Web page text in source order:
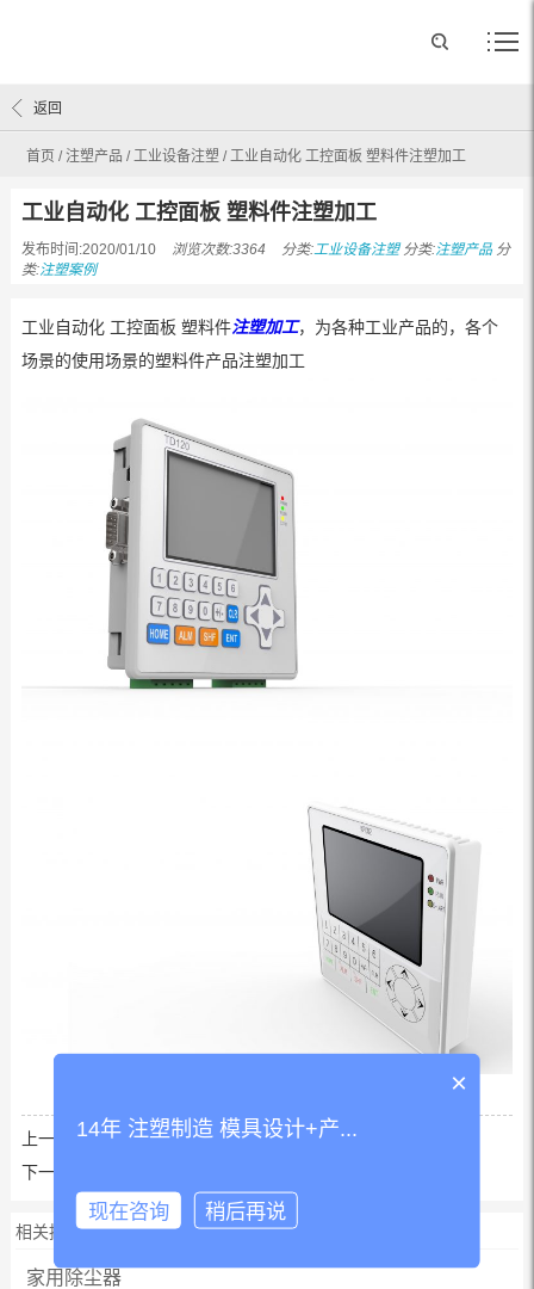
首页 / 注塑产品 /工业设备注塑 /工业自动化 工控面板 塑料件注塑加工
返回
工业自动化 工控面板 塑料件注塑加工
发布时间:2020/01/10 浏览次数:3364 分类:工业设备注塑分类:注塑产品分
类:注塑案例
工业自动化 工控面板 塑料件注塑加工，为各种工业产品的，各个
场景的使用场景的塑料件产品注塑加工
上一篇:荧光免疫检测仪
下一篇:
相关推荐
家用除尘器
×
14年 注塑制造 模具设计+产...
现在咨询 稍后再说